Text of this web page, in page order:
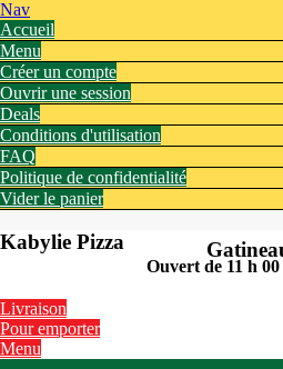
Nav
Accueil
Menu
Créer un compte
Ouvrir une session
Deals
Conditions d'utilisation
FAQ
Politique de confidentialité
Vider le panier
Kabylie Pizza
Ouvert de 11 h 00
Livraison
Pour emporter
Menu